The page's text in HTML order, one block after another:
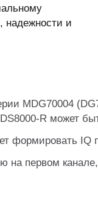
надежности и
MDG70004
R может
формировать IQ
первом